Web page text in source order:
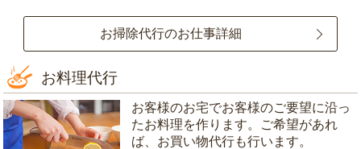
お掃除代行のお仕事詳細
お料理代行
お客様のお宅でお客様のご要望に沿っ
たお料理を作ります。ご希望があれ
ば、お買い物代行も行います。